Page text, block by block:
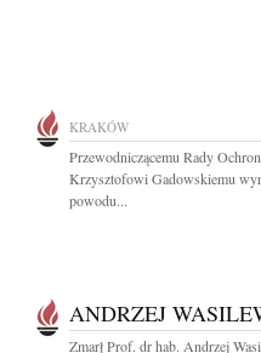
KRAKÓW
Przewodniczącemu Rady
Krzysztofowi Gadowskiemu
powodu...
ANDRZEJ
Zmarł Prof. dr hab. Andrzej